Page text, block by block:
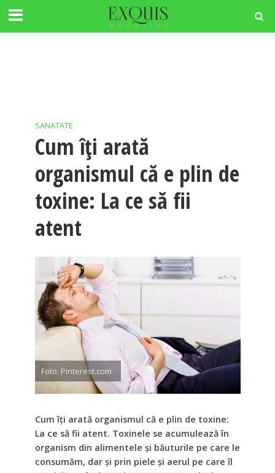
SANATATE
Cum îți arată
organismul că e plin de
toxine: La ce să fii
atent
Foto: Pinterest.com
Cum îți arată organismul că e plin de toxine:
La ce să fii atent. Toxinele se acumulează în
organism din alimentele și băuturile pe care le
consumăm, dar și prin piele și aerul pe care îl